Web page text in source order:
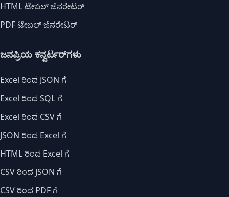
HTML ಟೇಬಲ್ ಜೆನರೇಟರ್
PDF ಟೇಬಲ್ ಜೆನರೇಟರ್
ಜನಪ್ರಿಯ ಕನ್ವರ್ಟರ್‌ಗಳು
Excel ರಿಂದ JSON ಗೆ
Excel ರಿಂದ SQL ಗೆ
Excel ರಿಂದ CSV ಗೆ
JSON ರಿಂದ Excel ಗೆ
HTML ರಿಂದ Excel ಗೆ
CSV ರಿಂದ JSON ಗೆ
CSV ರಿಂದ PDF ಗೆ